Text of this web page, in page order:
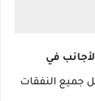
في
جميع النفقات